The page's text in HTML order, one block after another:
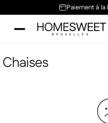
Passer au contenu Paiement à
Home Sweet
Chaises